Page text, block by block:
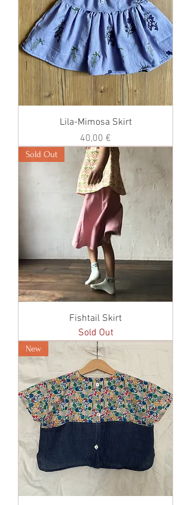
Lila-Mimosa Skirt
価格
40,00 €
Sold Out
Fishtail Skirt
Sold Out
New